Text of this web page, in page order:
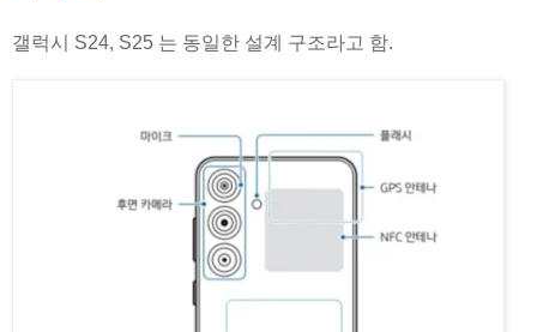
갤럭시 S24, S25 는 동일한 설계 구조라고 함.